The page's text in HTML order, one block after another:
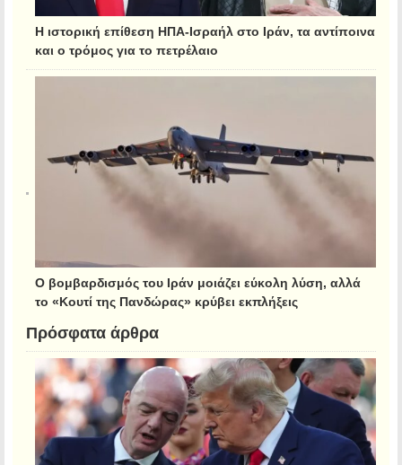
Η ιστορική επίθεση ΗΠΑ-Ισραήλ στο Ιράν, τα αντίποινα
και ο τρόμος για το πετρέλαιο
Ο βομβαρδισμός του Ιράν μοιάζει εύκολη λύση, αλλά
το «Κουτί της Πανδώρας» κρύβει εκπλήξεις
Πρόσφατα άρθρα